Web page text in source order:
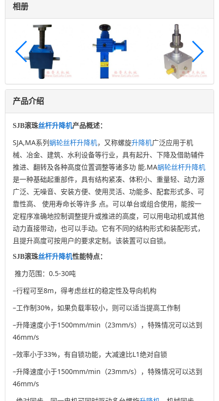
相册
产品介绍
SJB滚珠丝杆升降机产品概述：
SJA,MA系列蜗轮丝杆升降机，又称螺旋升降机广泛应用于机
械、冶金、建筑、水利设备等行业，具有起升、下降及借助辅件
推进、翻转及各种高度位置调整等诸多功 能.MA蜗轮丝杆升降机
是一种基础起重部件，具有结构紧凑、体积小、重量轻、动力源
广泛、无噪音、安装方便、使用灵活、功能多、配套形式多、可
靠性高、 使用寿命长等许多 点。可以单台或组合使用，能按一
定程序准确地控制调整提升或推进的高度，可以用电动机或其他
动力直接带动，也可以手动。它有不同的结构形式和装配形式，
且提升高度可按用户的要求定制。该装置可以自锁。
SJB滚珠丝杆升降机性能特点：
推力范围：0.5-30吨
–行程可至8m，得考虑丝杠的稳定性及导向机构
–工作制30%，如果负载率较小，则可以适当提高工作制
–升降速度小于1500mm/min（23mm/s），特殊情况可以达到
46mm/s
–效率小于33%，有自锁功能，大减速比L1绝对自锁
–升降速度小于1500mm/min（23mm/s），特殊情况可以达到
46mm/s